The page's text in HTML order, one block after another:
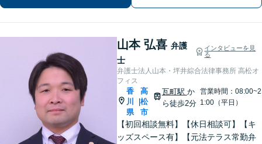
山本 弘喜 弁護
士
インタビューを見
る
弁護士法人山本・坪井綜合法律事務所 高松オ
フィス
香
川
県
高
松
市
瓦町駅 か
ら徒歩2分
営業時間：08:00~2
1:00（平日）
【初回相談無料】【休日相談可】【キ
ッズスペース有】【元法テラス常勤弁